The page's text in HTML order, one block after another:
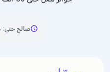
صالح حتى: